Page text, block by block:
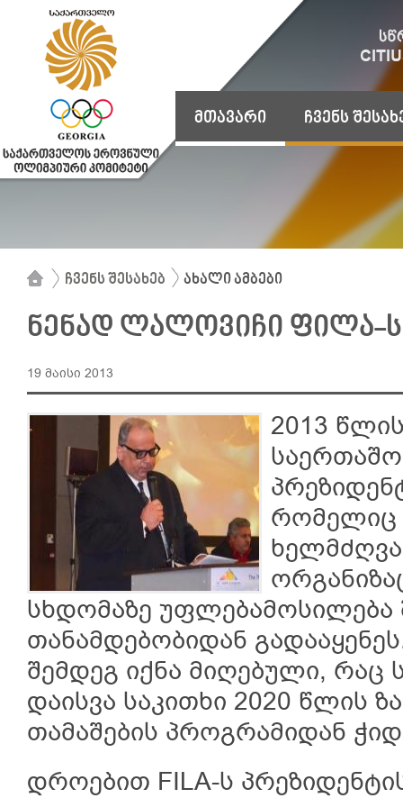
მთავარი ჩვენს
ჩვენს შესახებ ახალი ამბები
ნენად ლალოვიჩი ფილა-ს
19 მაისი 2013
2013
რომელიც
სხდომაზე უფლებამოსილება
თანამდებობიდან
შემდეგ იქნა მიღებული,
დაისვა საკითხი 2020 წლის
თამაშების პროგრამიდან
დროებით FILA-ს